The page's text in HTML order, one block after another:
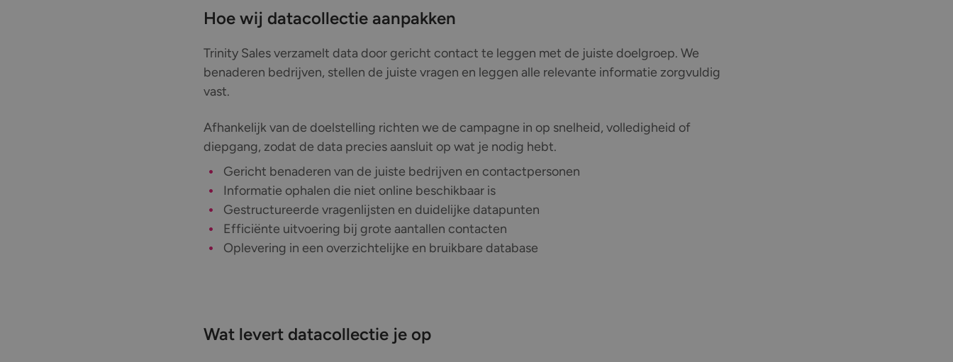
Hoe wij datacollectie aanpakken
Trinity Sales verzamelt data door gericht contact te leggen met de juiste doelgroep. We
benaderen bedrijven, stellen de juiste vragen en leggen alle relevante informatie zorgvuldig
vast.
Afhankelijk van de doelstelling richten we de campagne in op snelheid, volledigheid of
diepgang, zodat de data precies aansluit op wat je nodig hebt.
Gericht benaderen van de juiste bedrijven en contactpersonen
Informatie ophalen die niet online beschikbaar is
Gestructureerde vragenlijsten en duidelijke datapunten
Efficiënte uitvoering bij grote aantallen contacten
Oplevering in een overzichtelijke en bruikbare database
Wat levert datacollectie je op